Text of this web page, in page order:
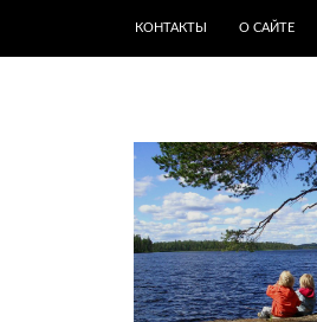
КОНТАКТЫ О САЙТЕ